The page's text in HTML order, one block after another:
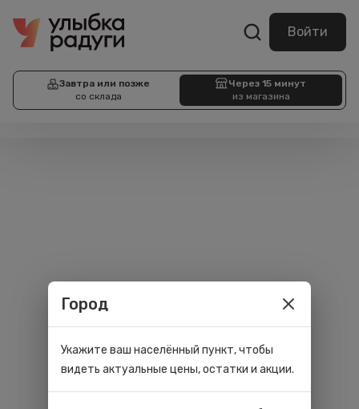
Войти
Завтра или позже
со склада
Через 15 минут
из магазина
Город
Укажите ваш населённый пункт, чтобы
видеть актуальные цены, остатки и акции.